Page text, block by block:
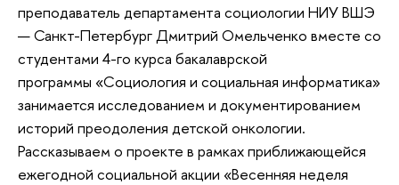
преподаватель департамента социологии НИУ ВШЭ
— Санкт-Петербург Дмитрий Омельченко вместе со
студентами 4-го курса бакалаврской
программы «Социология и социальная информатика»
занимается исследованием и документированием
историй преодоления детской онкологии.
Рассказываем о проекте в рамках приближающейся
ежегодной социальной акции «Весенняя неделя